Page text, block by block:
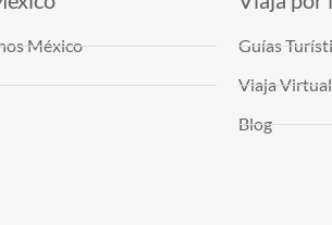
México
Guías
Viaja
Blog